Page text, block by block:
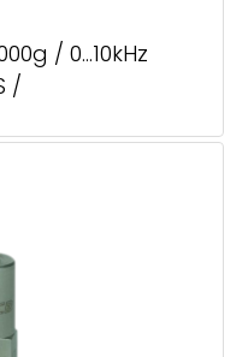
/ 0...10kHz
/